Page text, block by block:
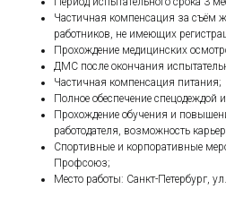
Частичная компенсация за съём
работников, не имеющих
Прохождение медицинских
ДМС после окончания
Частичная компенсация питания;
Полное обеспечение
Прохождение обучения и
работодателя, возможность
Спортивные и корпоративные
Профсоюз;
Место работы: Санкт-Петербург,